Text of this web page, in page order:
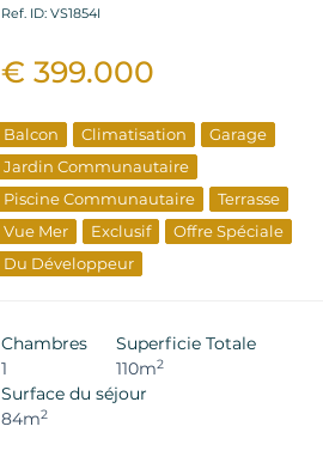
Ref. ID: VS1854I
€ 399.000
Balcon Climatisation
Garage
Jardin Communautaire
Piscine Communautaire
Terrasse
Vue Mer
Exclusif
Offre Spéciale
Du Développeur
Chambres
1
Superficie Totale
110m2
Surface du séjour
84m2